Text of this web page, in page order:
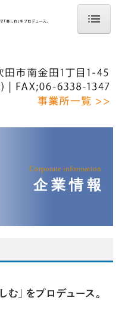
Corporate information
企 業 情 報